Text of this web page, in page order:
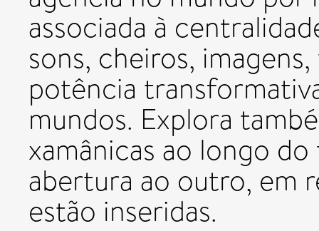
associada à
sons, cheiros,
potência
mundos. Explora
xamânicas ao longo
abertura ao outro, em
estão inseridas.